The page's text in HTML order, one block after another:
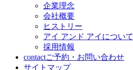
企業理念
会社概要
ヒストリー
アイ アンド アイについて
採用情報
contactご予約・お問い合わせ
サイトマップ